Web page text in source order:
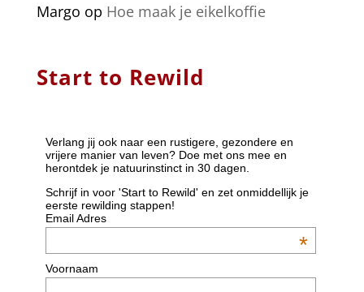
Margo op Hoe maak je eikelkoffie
Start to Rewild
Verlang jij ook naar een rustigere, gezondere en
vrijere manier van leven? Doe met ons mee en
herontdek je natuurinstinct in 30 dagen.
Schrijf in voor 'Start to Rewild' en zet onmiddellijk je
eerste rewilding stappen!
Email Adres
*
Voornaam